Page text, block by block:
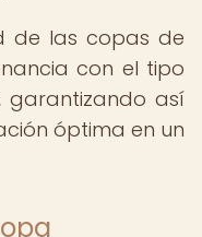
de las copas de
con el tipo
garantizando así
óptima en un